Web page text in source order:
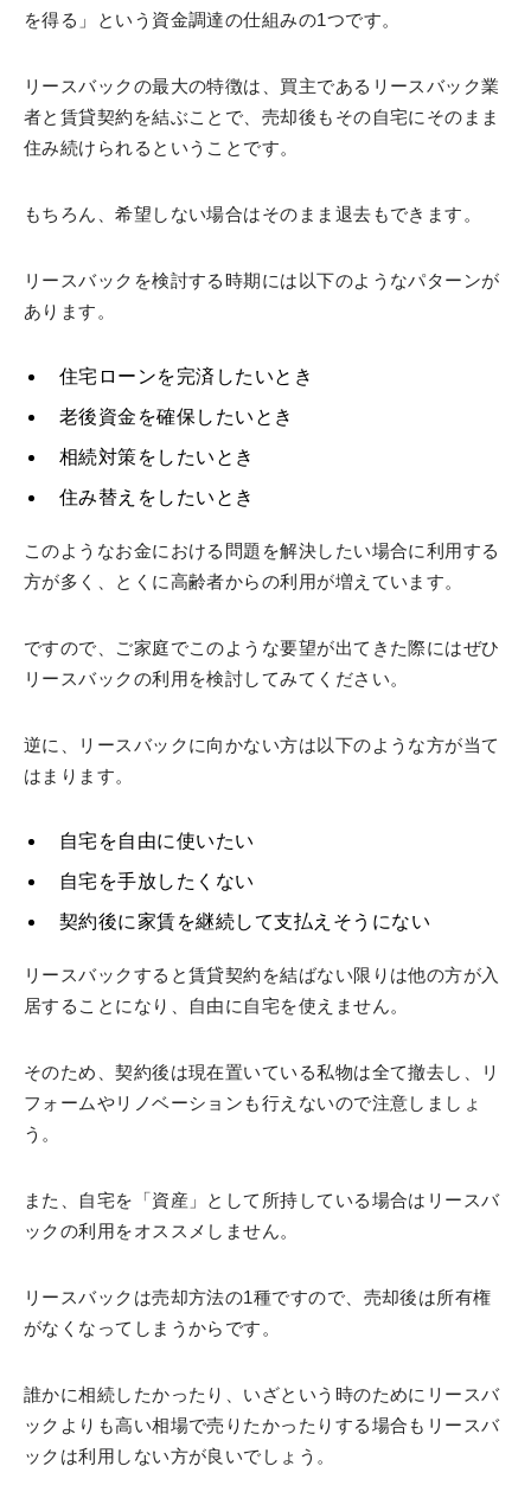
を得る」という資金調達の仕組みの1つです。
リースバックの最大の特徴は、買主であるリースバック業
者と賃貸契約を結ぶことで、売却後もその自宅にそのまま
住み続けられるということです。
もちろん、希望しない場合はそのまま退去もできます。
リースバックを検討する時期には以下のようなパターンが
あります。
住宅ローンを完済したいとき
老後資金を確保したいとき
相続対策をしたいとき
住み替えをしたいとき
このようなお金における問題を解決したい場合に利用する
方が多く、とくに高齢者からの利用が増えています。
ですので、ご家庭でこのような要望が出てきた際にはぜひ
リースバックの利用を検討してみてください。
逆に、リースバックに向かない方は以下のような方が当て
はまります。
自宅を自由に使いたい
自宅を手放したくない
契約後に家賃を継続して支払えそうにない
リースバックすると賃貸契約を結ばない限りは他の方が入
居することになり、自由に自宅を使えません。
そのため、契約後は現在置いている私物は全て撤去し、リ
フォームやリノベーションも行えないので注意しましょ
う。
また、自宅を「資産」として所持している場合はリースバ
ックの利用をオススメしません。
リースバックは売却方法の1種ですので、売却後は所有権
がなくなってしまうからです。
誰かに相続したかったり、いざという時のためにリースバ
ックよりも高い相場で売りたかったりする場合もリースバ
ックは利用しない方が良いでしょう。